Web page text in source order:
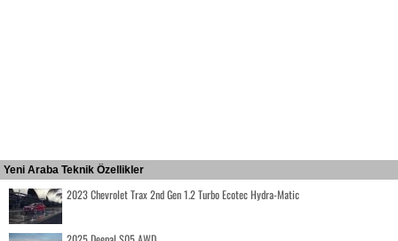
Yeni Araba Teknik Özellikler
2023 Chevrolet Trax 2nd Gen 1.2 Turbo Ecotec Hydra-Matic